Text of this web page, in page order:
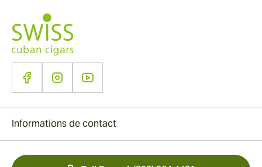
Informations de contact